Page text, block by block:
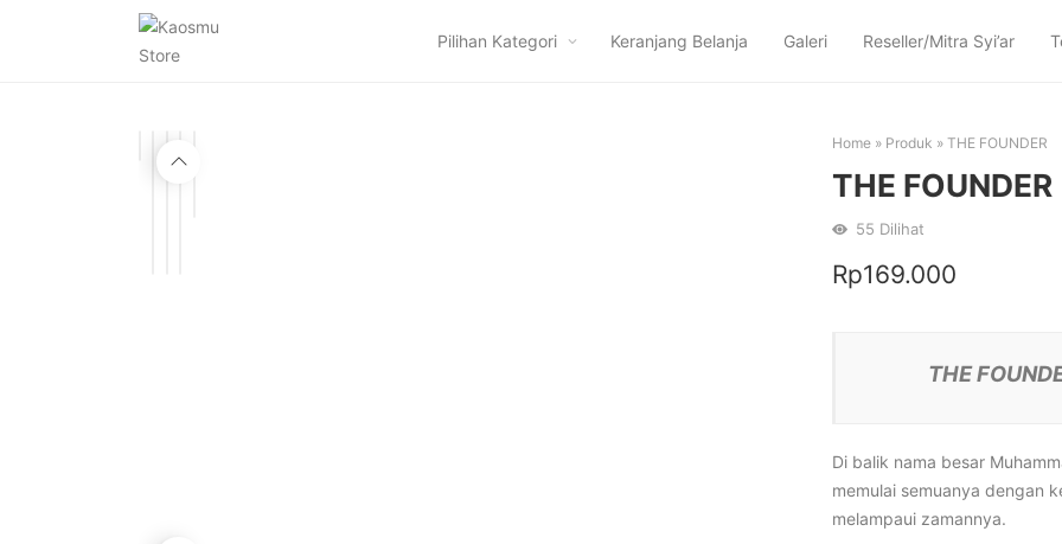
Pilihan Kategori Keranjang Belanja Galeri Reseller/Mitra Syi’ar
Home » Produk » THE FOUNDER
THE FOUNDER
55 Dilihat
Rp169.000
THE
Di balik nama besar
memulai semuanya dengan
melampaui zamannya.